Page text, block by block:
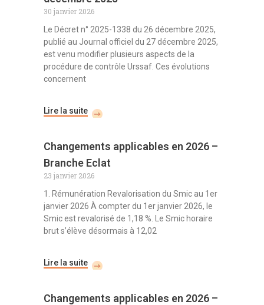
30 janvier 2026
Le Décret n° 2025-1338 du 26 décembre 2025,
publié au Journal officiel du 27 décembre 2025,
est venu modifier plusieurs aspects de la
procédure de contrôle Urssaf. Ces évolutions
concernent
Lire la suite
Changements applicables en 2026 –
Branche Eclat
23 janvier 2026
1. Rémunération Revalorisation du Smic au 1er
janvier 2026 À compter du 1er janvier 2026, le
Smic est revalorisé de 1,18 %. Le Smic horaire
brut s’élève désormais à 12,02
Lire la suite
Changements applicables en 2026 –